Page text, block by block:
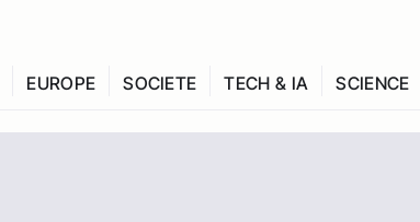
EUROPE SOCIETE TECH & IA SCIENCE